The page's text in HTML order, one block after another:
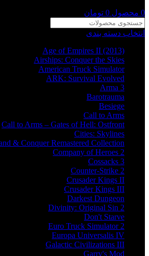
0 محصول 0 تومان
انتخاب دسته بندی
Age of Empires II (2013)
Airships: Conquer the Skies
American Truck Simulator
ARK: Survival Evolved
Arma 3
Barotrauma
Besiege
Call to Arms
Call to Arms – Gates of Hell: Ostfront
Cities: Skylines
& Conquer Remastered Collection
Company of Heroes 2
Cossacks 3
Counter-Strike 2
Crusader Kings II
Crusader Kings III
Darkest Dungeon
Divinity: Original Sin 2
Don't Starve
Euro Truck Simulator 2
Europa Universalis IV
Galactic Civilizations III
Garry's Mod